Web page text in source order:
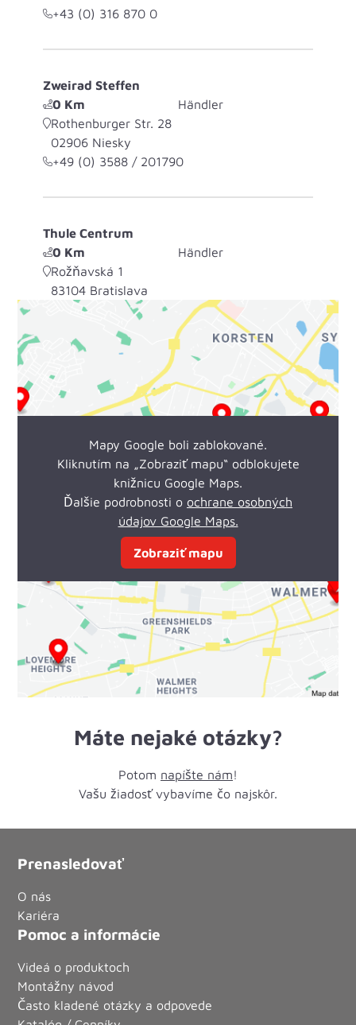
Mapy Google boli zablokované.
Kliknutím na „Zobraziť mapu“ odblokujete
knižnicu Google Maps.
Ďalšie podrobnosti o ochrane osobných
údajov Google Maps.
Zobraziť mapu
+43 (0) 316 870 0
Zweirad Steffen
0 Km
Händler
Rothenburger Str. 28
02906 Niesky
+49 (0) 3588 / 201790
Thule Centrum
0 Km
Händler
Rožňavská 1
83104 Bratislava
+421 2 55414699
www.thcentrum.sk
2 - Rad Lindemann
0Km
Händler
Hammer Straße 46
59269
Beckum
+49 (0) 2521 / 8268560
2 – Rad Schulz in Belm
Händler
Hunteburger Straße 14a
49179
Ostercappeln
+49 (0) 5406 / 8159056
2 Rad Seidel e. K.
Telgenkamp 8
+49 (0) 2594 / 3687
0Km
+49 (0) 5691 / 2220
2Rad Center Bad Waldsee GmbH
0Km
Händler
Máte nejaké otázky?
Potom napíšte nám!
Vašu žiadosť vybavíme čo najskôr.
Prenasledovať
O nás
Kariéra
Pomoc a informácie
Videá o produktoch
Montážny návod
Často kladené otázky a odpovede